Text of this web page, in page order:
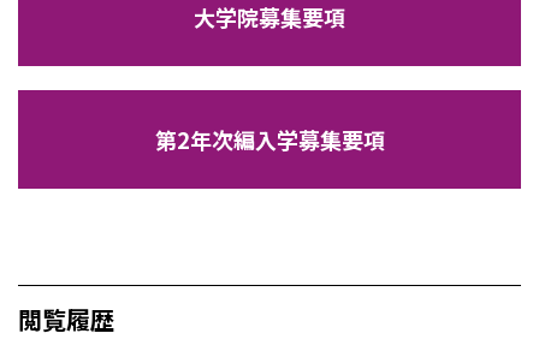
大学院募集要項
第2年次編入学募集要項
閲覧履歴